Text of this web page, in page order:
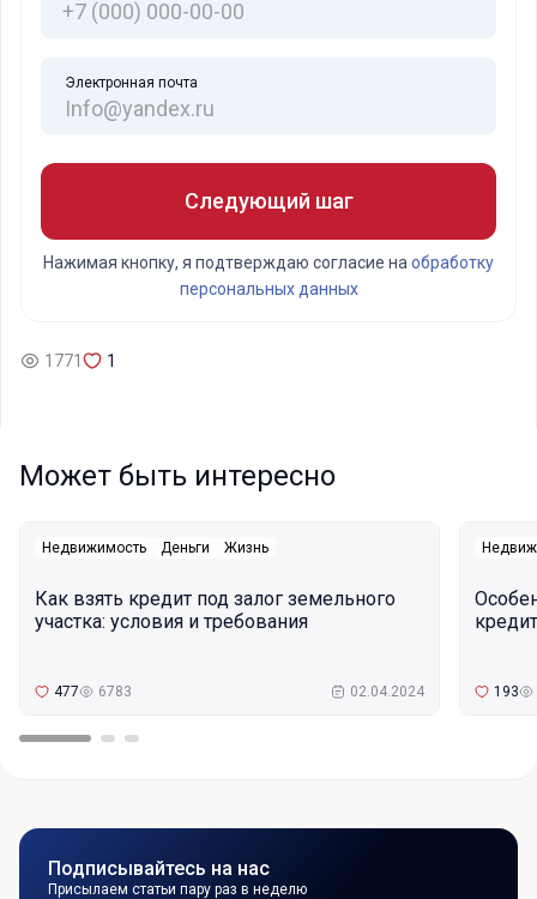
Электронная почта
Следующий шаг
Нажимая кнопку, я подтверждаю согласие на обработку
персональных данных
1771 1
Может быть интересно
Недвижимость Деньги Жизнь
Как взять кредит под залог земельного
участка: условия и требования
477 6783 02.04.2024 193
Подписывайтесь на нас
Присылаем статьи пару раз в неделю